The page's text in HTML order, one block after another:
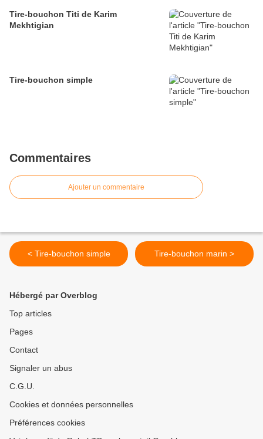
Tire-bouchon Titi de Karim
Mekhtigian
Tire-bouchon simple
Commentaires
Ajouter un commentaire
< Tire-bouchon simple Tire-bouchon marin >
Hébergé par Overblog
Top articles
Pages
Contact
Signaler un abus
C.G.U.
Cookies et données personnelles
Préférences cookies